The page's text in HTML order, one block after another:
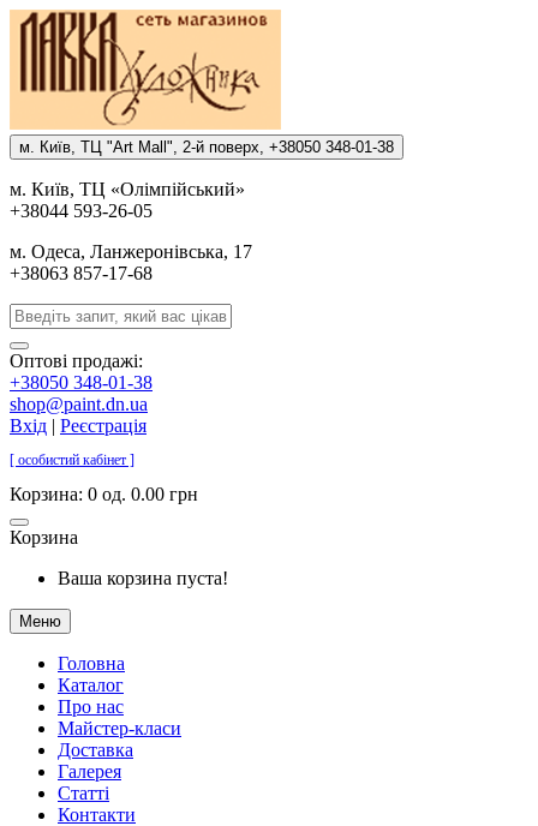
м. Киïв, ТЦ "Art Mall", 2-й поверх, +38050 348-01-38
м. Киïв, ТЦ «Олiмпiйський»
+38044 593-26-05
м. Одеса, Ланжеронiвська, 17
+38063 857-17-68
Оптові продажі:
+38050 348-01-38
shop@paint.dn.ua
Вхід | Реєстрація
[ особистий кабінет ]
Корзина: 0 од. 0.00 грн
Корзина
Ваша корзина пуста!
Меню
Головна
Каталог
Про нас
Майстер-класи
Доставка
Галерея
Статтi
Контакти